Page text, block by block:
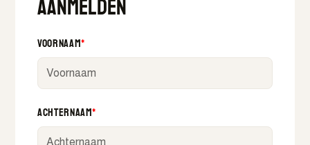
Voornaam*
Achternaam*